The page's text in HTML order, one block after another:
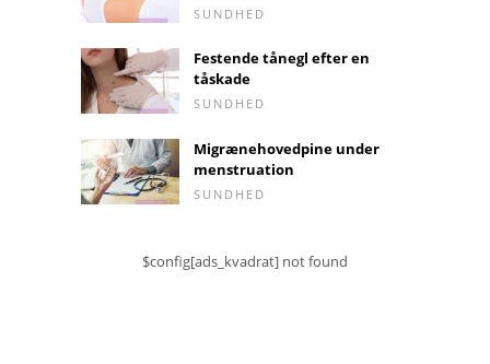
SUNDHED
Festende tånegl efter en
tåskade
SUNDHED
Migrænehovedpine under
menstruation
SUNDHED
$config[ads_kvadrat] not found